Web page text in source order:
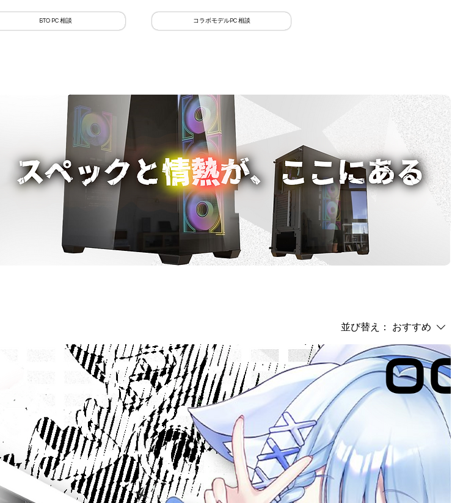
BTO PC 相談 コラボモデルPC 相談
並び替え： おすすめ